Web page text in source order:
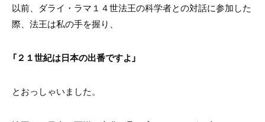
以前、ダライ・ラマ１４世法王の科学者との対話に参加した
際、法王は私の手を握り、
「２１世紀は日本の出番ですよ」
とおっしゃいました。